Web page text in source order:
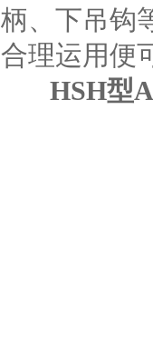
柄、下吊钩
合理运用便
HSH型A